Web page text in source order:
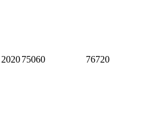
202075060 76720